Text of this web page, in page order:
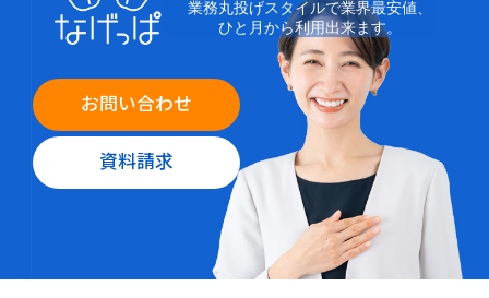
業務丸投げスタイルで業界最安値、
ひと月から利用出来ます。
お問い合わせ
資料請求